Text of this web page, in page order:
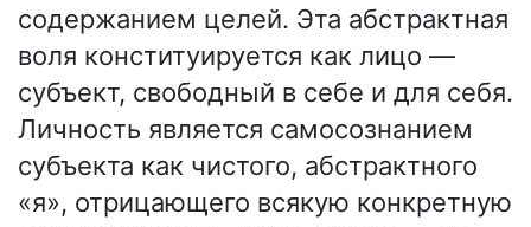
содержанием целей. Эта абстрактная
воля конституируется как лицо —
субъект, свободный в себе и для себя.
Личность является самосознанием
субъекта как чистого, абстрактного
«я», отрицающего всякую конкретную